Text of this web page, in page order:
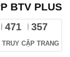
BTV PLUS
471 357
CẬP TRANG